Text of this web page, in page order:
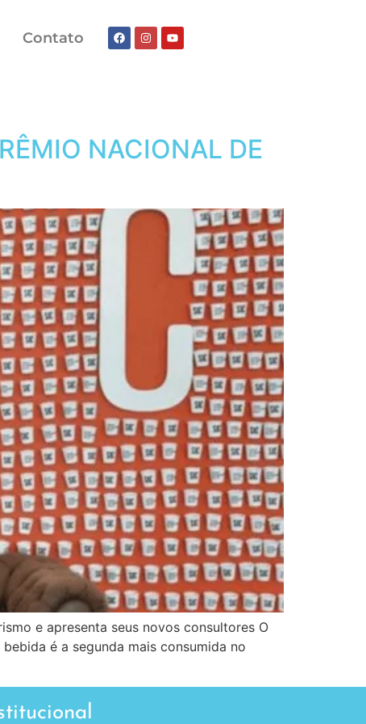
Contato
NACIONAL DE
e apresenta seus novos consultores O
é a segunda mais consumida no